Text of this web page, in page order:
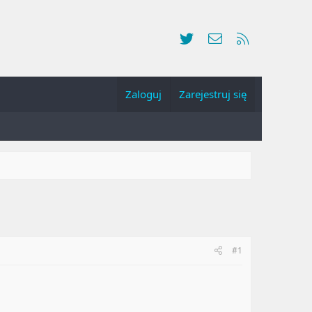
Twitter Kontakt
Zaloguj Zarejestruj się
#1